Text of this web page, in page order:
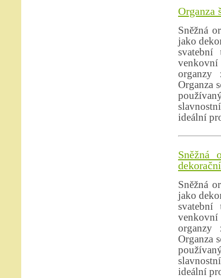
Organza
Sněžná
jako
organzy
Organza
ideální
Sněžná
Sněžná
jako
organzy
Organza
ideální